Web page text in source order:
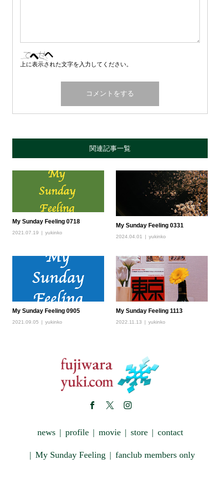
上に表示された文字を入力してください。
関連記事一覧
My Sunday Feeling 0718
2021.07.19 yukinko
My Sunday Feeling 0331
2024.04.01 yukinko
My Sunday Feeling 0905
2021.09.05 yukinko
My Sunday Feeling 1113
2022.11.13 yukinko
news profile movie store contact
My Sunday Feeling fanclub members only